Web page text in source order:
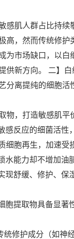
感肌人群占比持
高，然而传统修
为市场缺口，以
供新方向。 二】
分离提纯的细胞
感反应的细菌活性
细胞再生，加速受
水能力却不增加油
舒缓、修护、保
提取物具备显著
修护成分（如神